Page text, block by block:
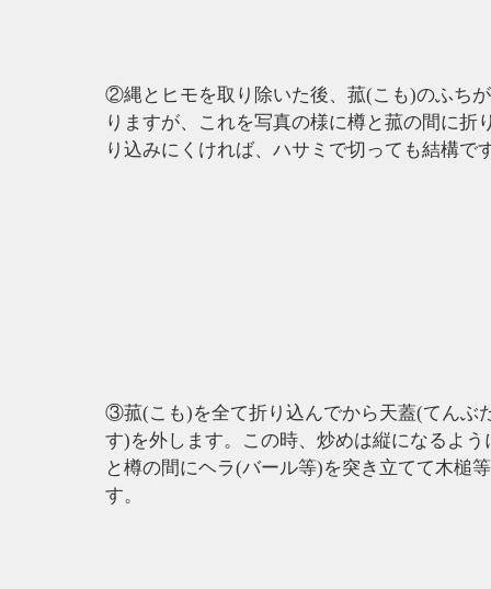
②縄とヒモを取り 除いた後、菰(こも)のふち
りますが、これを写真の様に樽と菰の間に折
り込みにくければ、ハサミで切っても結構で
③菰(こも)を全て折り込んでから天蓋(てんぶ
す)を外します。この時、炒めは縦になるよう
と樽の間にヘラ(バール等)を突き立てて木槌
す。